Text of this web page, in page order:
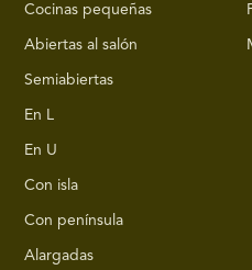
Cocinas pequeñas
Abiertas al salón
Semiabiertas
En L
En U
Con isla
Con península
Alargadas